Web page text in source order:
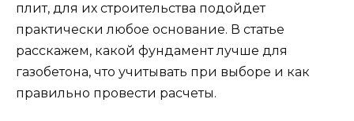
плит, для их строительства подойдет
практически любое основание. В статье
расскажем, какой фундамент лучше для
газобетона, что учитывать при выборе и как
правильно провести расчеты.